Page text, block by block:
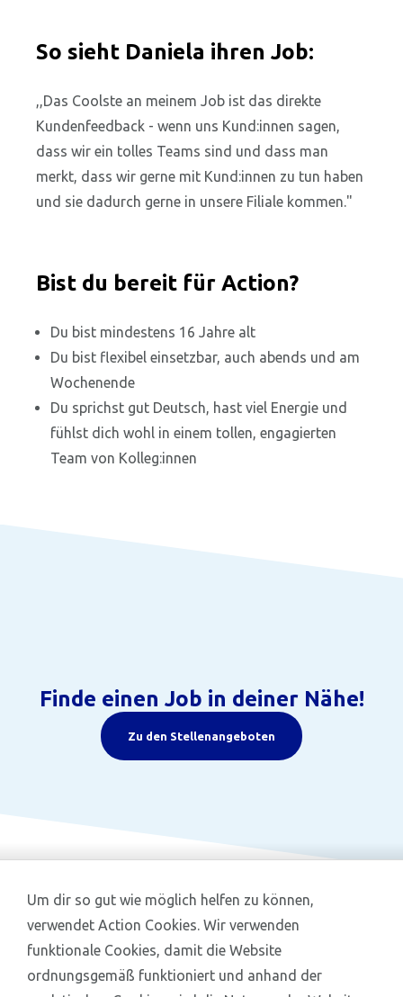
Um dir so gut wie möglich helfen zu können,
verwendet Action Cookies. Wir verwenden
funktionale Cookies, damit die Website
ordnungsgemäß funktioniert und anhand der
So sieht Daniela ihren Job:
,,Das Coolste an meinem Job ist das direkte
Kundenfeedback - wenn uns Kund:innen sagen,
dass wir ein tolles Teams sind und dass man
merkt, dass wir gerne mit Kund:innen zu tun haben
und sie dadurch gerne in unsere Filiale kommen."
Bist du bereit für Action?
Du bist mindestens 16 Jahre alt
Du bist flexibel einsetzbar, auch abends und am
Wochenende
Du sprichst gut Deutsch, hast viel Energie und
fühlst dich wohl in einem tollen, engagierten
Team von Kolleg:innen
Finde einen Job in deiner Nähe!
Zu den Stellenangeboten